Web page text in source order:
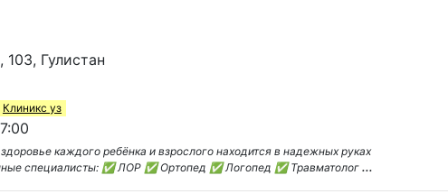
Гулистан
Клиникс уз
каждого ребёнка и взрослого находится в надежных руках
специалисты: ✅ ЛОР ✅ Ортопед ✅ Логопед ✅ Травматолог...